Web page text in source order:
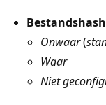
Onwaar(
Waar
Niet